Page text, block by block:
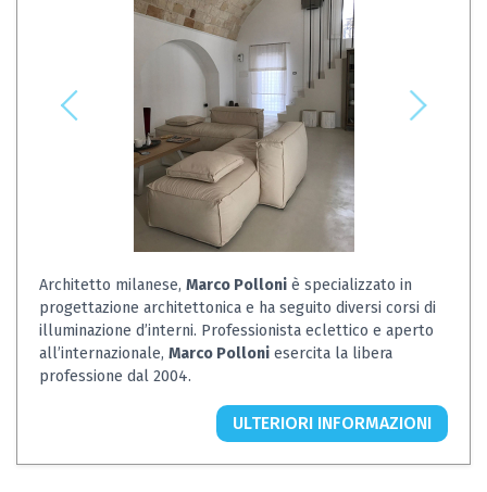
Architetto milanese, Marco Polloni è specializzato in
progettazione architettonica e ha seguito diversi corsi di
illuminazione d’interni. Professionista eclettico e aperto
all’internazionale, Marco Polloni esercita la libera
professione dal 2004.
ULTERIORI INFORMAZIONI